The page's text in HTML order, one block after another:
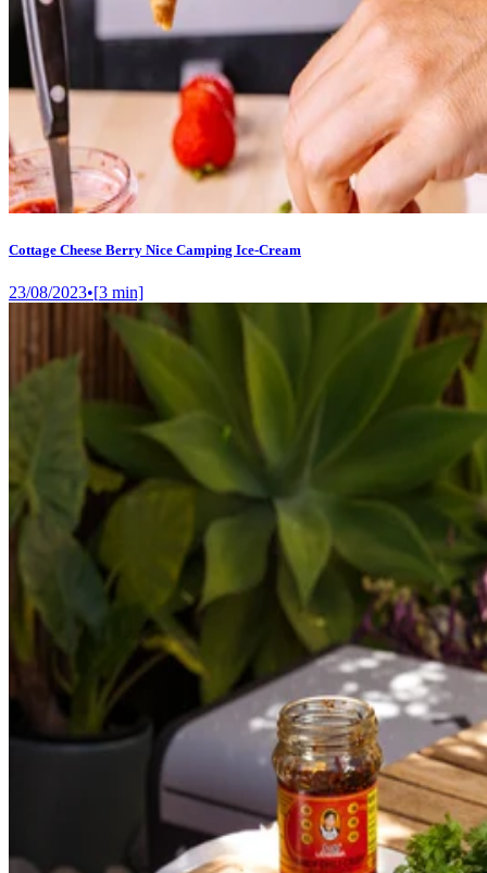
Cottage Cheese Berry Nice Camping Ice-Cream
23/08/2023•[3 min]